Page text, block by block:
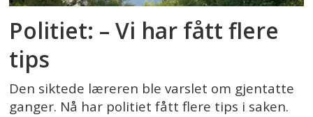
Politiet: – Vi har fått flere
tips
Den siktede læreren ble varslet om gjentatte
ganger. Nå har politiet fått flere tips i saken.